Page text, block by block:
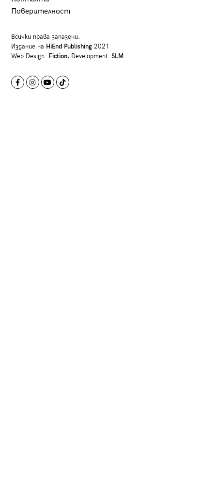
Поверителност
Всички права запазени.
Издание на HiEnd Publishing2021
Web Design: Fiction, Development: SLM